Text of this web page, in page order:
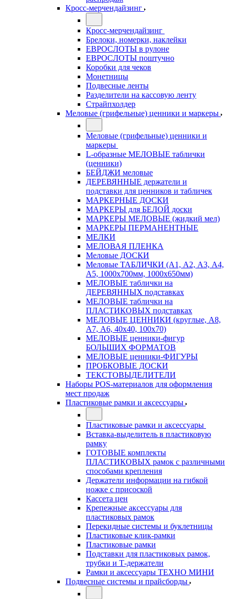
Кросс-мерчендайзинг
Кросс-мерчендайзинг
Брелоки, номерки, наклейки
ЕВРОСЛОТЫ в рулоне
ЕВРОСЛОТЫ поштучно
Коробки для чеков
Монетницы
Подвесные ленты
Разделители на кассовую ленту
Страйпхолдер
Меловые (грифельные) ценники и маркеры
Меловые (грифельные) ценники и
маркеры
L-образные МЕЛОВЫЕ таблички
(ценники)
БЕЙДЖИ меловые
ДЕРЕВЯННЫЕ держатели и
подставки для ценников и табличек
МАРКЕРНЫЕ ДОСКИ
МАРКЕРЫ для БЕЛОЙ доски
МАРКЕРЫ МЕЛОВЫЕ (жидкий мел)
МАРКЕРЫ ПЕРМАНЕНТНЫЕ
МЕЛКИ
МЕЛОВАЯ ПЛЕНКА
Меловые ДОСКИ
Меловые ТАБЛИЧКИ (А1, А2, А3, А4,
А5, 1000х700мм, 1000х650мм)
МЕЛОВЫЕ таблички на
ДЕРЕВЯННЫХ подставках
МЕЛОВЫЕ таблички на
ПЛАСТИКОВЫХ подставках
МЕЛОВЫЕ ЦЕННИКИ (круглые, А8,
А7, А6, 40х40, 100х70)
МЕЛОВЫЕ ценники-фигур
БОЛЬШИХ ФОРМАТОВ
МЕЛОВЫЕ ценники-ФИГУРЫ
ПРОБКОВЫЕ ДОСКИ
ТЕКСТОВЫДЕЛИТЕЛИ
Наборы POS-материалов для оформления
мест продаж
Пластиковые рамки и аксессуары
Пластиковые рамки и аксессуары
Вставка-выделитель в пластиковую
рамку
ГОТОВЫЕ комплекты
ПЛАСТИКОВЫХ рамок с различными
способами крепления
Держатели информации на гибкой
ножке с присоской
Кассета цен
Крепежные аксессуары для
пластиковых рамок
Перекидные системы и буклетницы
Пластиковые клик-рамки
Пластиковые рамки
Подставки для пластиковых рамок,
трубки и Т-держатели
Рамки и аксессуары ТЕХНО МИНИ
Подвесные системы и прайсборды